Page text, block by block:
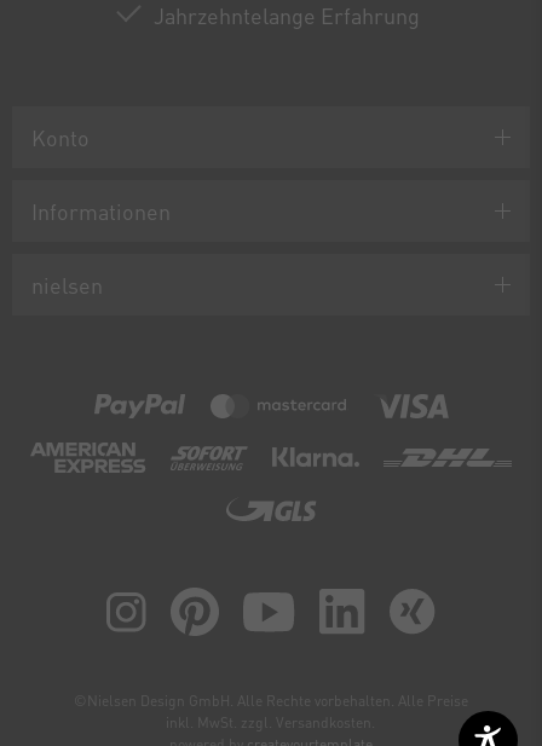
Jahrzehntelange Erfahrung
Konto
Informationen
nielsen
©Nielsen Design GmbH. Alle Rechte vorbehalten. Alle Preise
inkl. MwSt. zzgl. Versandkosten.